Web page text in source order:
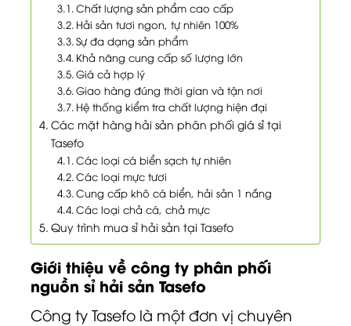
Chất lượng sản phẩm cao cấp
Hải sản tươi ngon, tự nhiên 100%
Sự đa dạng sản phẩm
Khả năng cung cấp số lượng lớn
Giá cả hợp lý
Giao hàng đúng thời gian và tận nơi
Hệ thống kiểm tra chất lượng hiện đại
Các mặt hàng hải sản phân phối giá sỉ tại
Tasefo
Các loại cá biển sạch tự nhiên
Các loại mực tươi
Cung cấp khô cá biển, hải sản 1 nắng
Các loại chả cá, chả mực
Quy trình mua sỉ hải sản tại Tasefo
Giới thiệu về công ty phân phối
nguồn sỉ hải sản Tasefo
Công ty Tasefo là một đơn vị chuyên